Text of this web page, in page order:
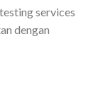
services
dengan